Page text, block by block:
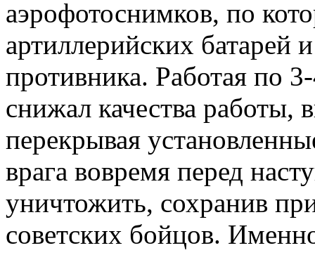
аэрофотоснимков, по
артиллерийских батарей
противника. Работая по
снижал качества работы,
перекрывая
врага вовремя перед
уничтожить, сохранив
советских бойцов.